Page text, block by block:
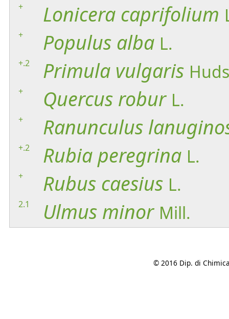
+ Lonicera caprifolium
+ Populus alba L.
+.2 Primula vulgaris
+ Quercus robur L.
+ Ranunculus
+.2 Rubia peregrina L.
+ Rubus caesius L.
2.1 Ulmus minor Mill.
© 2016 Dip. di